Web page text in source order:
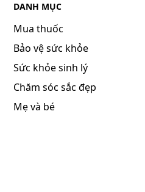
DANH MỤC
Mua thuốc
Bảo vệ sức khỏe
Sức khỏe sinh lý
Chăm sóc sắc đẹp
Mẹ và bé